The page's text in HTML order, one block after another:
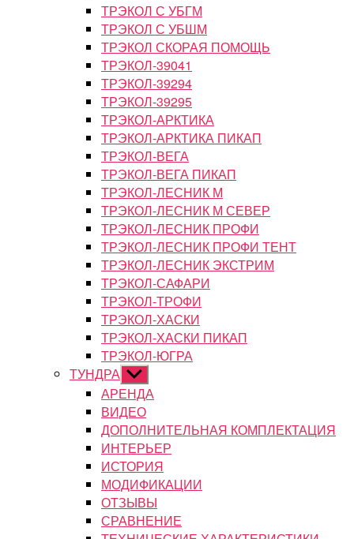
ТРЭКОЛ С УБГМ
ТРЭКОЛ С УБШМ
ТРЭКОЛ СКОРАЯ ПОМОЩЬ
ТРЭКОЛ-39041
ТРЭКОЛ-39294
ТРЭКОЛ-39295
ТРЭКОЛ-АРКТИКА
ТРЭКОЛ-АРКТИКА ПИКАП
ТРЭКОЛ-ВЕГА
ТРЭКОЛ-ВЕГА ПИКАП
ТРЭКОЛ-ЛЕСНИК М
ТРЭКОЛ-ЛЕСНИК М СЕВЕР
ТРЭКОЛ-ЛЕСНИК ПРОФИ
ТРЭКОЛ-ЛЕСНИК ПРОФИ ТЕНТ
ТРЭКОЛ-ЛЕСНИК ЭКСТРИМ
ТРЭКОЛ-САФАРИ
ТРЭКОЛ-ТРОФИ
ТРЭКОЛ-ХАСКИ
ТРЭКОЛ-ХАСКИ ПИКАП
ТРЭКОЛ-ЮГРА
ТУНДРА Показывать
подменю
АРЕНДА
ВИДЕО
ДОПОЛНИТЕЛЬНАЯ КОМПЛЕКТАЦИЯ
ИНТЕРЬЕР
ИСТОРИЯ
МОДИФИКАЦИИ
ОТЗЫВЫ
СРАВНЕНИЕ